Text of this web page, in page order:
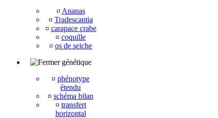
¤ Ananas
¤ Tradescantia
¤ carapace crabe
¤ coquille
¤ os de seiche
génétique
¤ phénotype
étendu
¤ schéma bilan
¤ transfert
horizontal